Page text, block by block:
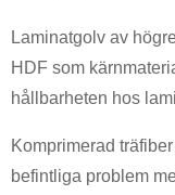
Laminatgolv av
HDF som
hållbarheten hos
Komprimerad
befintliga problem